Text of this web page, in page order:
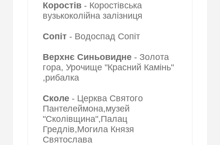
Коростів - Коростівська
вузькоколійна залізниця
Сопіт - Водоспад Сопіт
Верхнє Синьовидне - Золота
гора, Урочище "Красний Камінь"
,рибалка
Сколе - Церква Святого
Пантелеймона,музей
"Сколівщина",Палац
Гредлів,Могила Князя
Святослава